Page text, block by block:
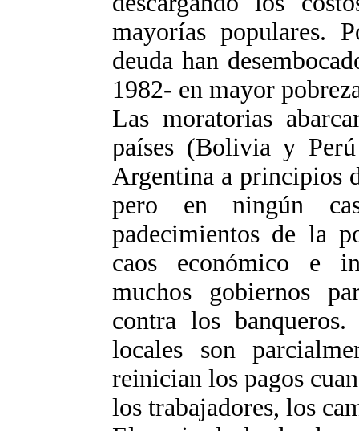
mayorías populares.
deuda han
1982- en mayor
Las moratorias
países (Bolivia y
Argentina a principios
pero en ningún
padecimientos de la
caos económico e
muchos gobiernos
contra los
locales son
reinician los pagos
los trabajadores, los